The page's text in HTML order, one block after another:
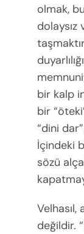
olmak,
bir kalp
bir
“dini
İçindeki
sözü
Velhasıl,
değildir.